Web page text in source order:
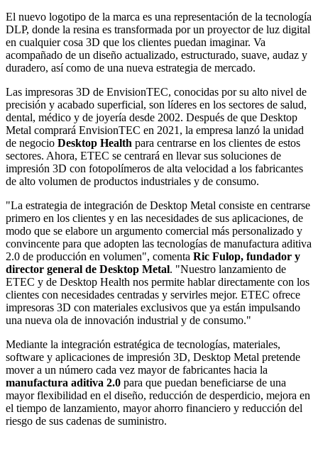
El nuevo logotipo de la marca es una representación de la tecnología
DLP, donde la resina es transformada por un proyector de luz digital
en cualquier cosa 3D que los clientes puedan imaginar. Va
acompañado de un diseño actualizado, estructurado, suave, audaz y
duradero, así como de una nueva estrategia de mercado.
Las impresoras 3D de EnvisionTEC, conocidas por su alto nivel de
precisión y acabado superficial, son líderes en los sectores de salud,
dental, médico y de joyería desde 2002. Después de que Desktop
Metal comprará EnvisionTEC en 2021, la empresa lanzó la unidad
de negocio Desktop Health para centrarse en los clientes de estos
sectores. Ahora, ETEC se centrará en llevar sus soluciones de
impresión 3D con fotopolímeros de alta velocidad a los fabricantes
de alto volumen de productos industriales y de consumo.
"La estrategia de integración de Desktop Metal consiste en centrarse
primero en los clientes y en las necesidades de sus aplicaciones, de
modo que se elabore un argumento comercial más personalizado y
convincente para que adopten las tecnologías de manufactura aditiva
2.0 de producción en volumen", comenta Ric Fulop, fundador y
director general de Desktop Metal. "Nuestro lanzamiento de
ETEC y de Desktop Health nos permite hablar directamente con los
clientes con necesidades centradas y servirles mejor. ETEC ofrece
impresoras 3D con materiales exclusivos que ya están impulsando
una nueva ola de innovación industrial y de consumo."
Mediante la integración estratégica de tecnologías, materiales,
software y aplicaciones de impresión 3D, Desktop Metal pretende
mover a un número cada vez mayor de fabricantes hacia la
manufactura aditiva 2.0 para que puedan beneficiarse de una
mayor flexibilidad en el diseño, reducción de desperdicio, mejora en
el tiempo de lanzamiento, mayor ahorro financiero y reducción del
riesgo de sus cadenas de suministro.